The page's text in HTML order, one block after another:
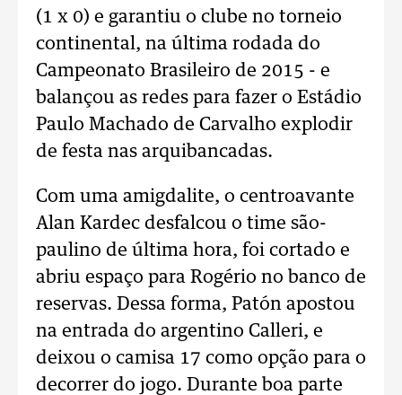
(1 x 0) e garantiu o clube no torneio
continental, na última rodada do
Campeonato Brasileiro de 2015 - e
balançou as redes para fazer o Estádio
Paulo Machado de Carvalho explodir
de festa nas arquibancadas.
Com uma amigdalite, o centroavante
Alan Kardec desfalcou o time são-
paulino de última hora, foi cortado e
abriu espaço para Rogério no banco de
reservas. Dessa forma, Patón apostou
na entrada do argentino Calleri, e
deixou o camisa 17 como opção para o
decorrer do jogo. Durante boa parte